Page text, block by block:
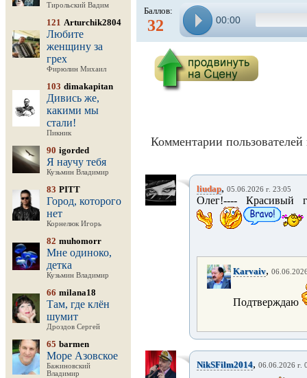
Тирольский Вадим
121 Arturchik2804
Любите
женщину за
грех
Фирюлин Михаил
103 dimakapitan
Дивись же,
какими мы
стали!
Пикник
90 igorded
Я научу тебя
Кузьмин Владимир
83 PITT
Город, которого
нет
Корнелюк Игорь
82 muhomorr
Мне одиноко,
детка
Кузьмин Владимир
66 milana18
Там, где клён
шумит
Дроздов Сергей
65 barmen
Море Азовское
Бажиновский
Владимир
Баллов:
32 00:00
Комментарии пользователей
liudap, 05.06.2026 г. 23:05
Олег!---- Красивый
Karvaiv,
Подтверждаю
NikSFilm2014, 06.06.2026 г.